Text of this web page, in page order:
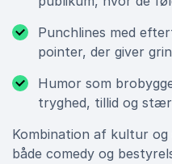
Punchlines med
pointer, der giver
Humor som
tryghed, tillid og
Kombination af kultur
både comedy og